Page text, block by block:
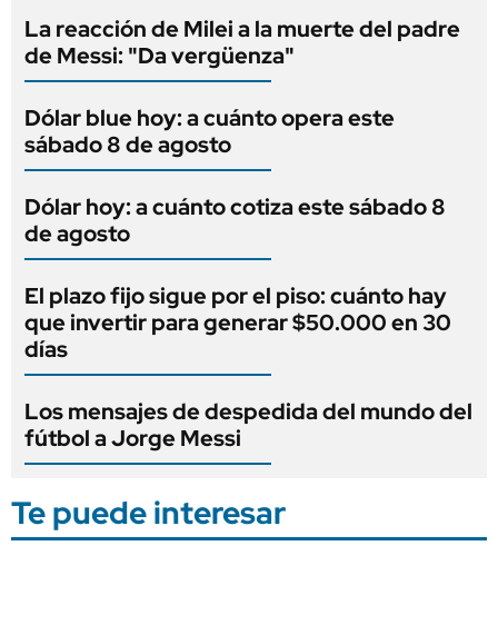
La reacción de Milei a la muerte del padre
de Messi: "Da vergüenza"
Dólar blue hoy: a cuánto opera este
sábado 8 de agosto
Dólar hoy: a cuánto cotiza este sábado 8
de agosto
El plazo fijo sigue por el piso: cuánto hay
que invertir para generar $50.000 en 30
días
Los mensajes de despedida del mundo del
fútbol a Jorge Messi
Te puede interesar